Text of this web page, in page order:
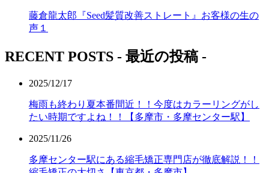
藤倉龍太郎『Seed髪質改善ストレート』お客様の生の
声１
RECENT POSTS - 最近の投稿 -
2025/12/17
梅雨も終わり夏本番間近！！今度はカラーリングがし
たい時期ですよね！！【多摩市・多摩センター駅】
2025/11/26
多摩センター駅にある縮毛矯正専門店が徹底解説！！